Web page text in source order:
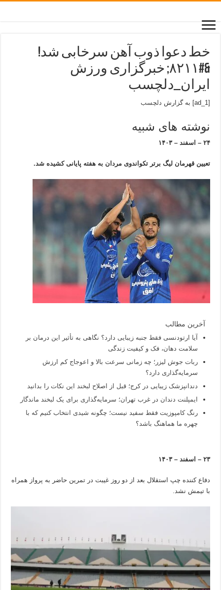
خط دعوا ذوب آهن سرخابی شد!
&#۸۲۱۱; خبرگزاری ورزش
ایران_دلچسب
[ad_1] به گزارش دلچسب
نوشته های شبیه
۲۴ – اسفند – ۱۴۰۳
تعیین قهرمان لیگ برتر تکواندوی مردان به هفته پایانی کشیده شد.
آخرین مطالب
آیا ارتودنسی فقط جنبه زیبایی دارد؟ نگاهی به تأثیر این درمان بر
سلامت دهان، فک و کیفیت زندگی
ربات جوش لیزر؛ چه زمانی سرعت بالا و اعوجاج کم ارزش
سرمایه‌گذاری دارد؟
دندانپزشک زیبایی در کرج؛ قبل از اصلاح لبخند این نکات را بدانید
ایمپلنت دندان در غرب تهران؛ سرمایه‌گذاری برای یک لبخند ماندگار
رنگ کامپوزیت فقط سفید نیست؛ چگونه شیدی انتخاب کنیم که با
چهره ما هماهنگ باشد؟
۲۳ – اسفند – ۱۴۰۳
دفاع کننده چپ استقلال بعد از دو روز غیبت در تمرین حاضر به پرواز همراه
با تیمش نشد.